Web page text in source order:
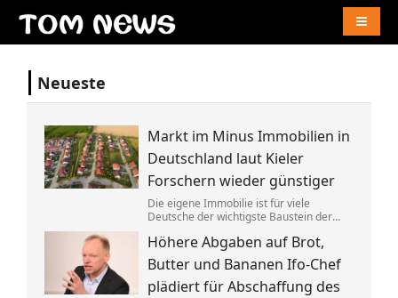
Neueste
Markt im Minus Immobilien in
Deutschland laut Kieler
Forschern wieder günstiger
Die eigene Immobilie ist für viele
Deutsche der wichtigste Baustein der
Inflation und Kaufkraft sind
Wohnimmobilien laut einer Studie heute
aber weniger wert als vor einem Jahr.
Höhere Abgaben auf Brot,
Butter und Bananen Ifo-Chef
plädiert für Abschaffung des